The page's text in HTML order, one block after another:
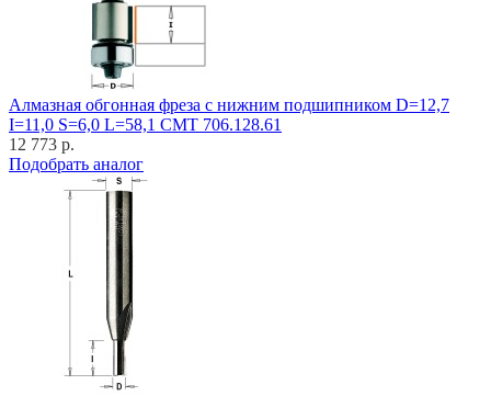
Алмазная обгонная фреза с нижним подшипником D=12,7
I=11,0 S=6,0 L=58,1 CMT 706.128.61
12 773 р.
Подобрать аналог